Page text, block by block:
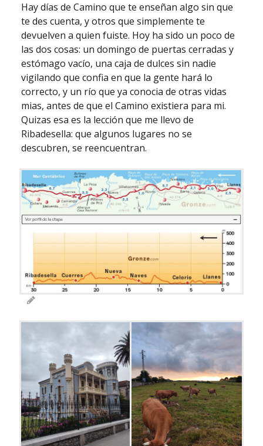
Hay días de Camino que te enseñan algo sin que
te des cuenta, y otros que simplemente te
devuelven a quien fuiste. Hoy ha sido un poco de
las dos cosas: un domingo de puertas cerradas y
estómago vacío, una caja de dulces sin nadie
vigilando que confia en que la gente hará lo
correcto, y un río que ya conocia de otras vidas
mias, antes de que el Camino existiera para mi.
Quizas esa es la lección que me llevo de
Ribadesella: que algunos lugares no se
descubren, se reencuentran.